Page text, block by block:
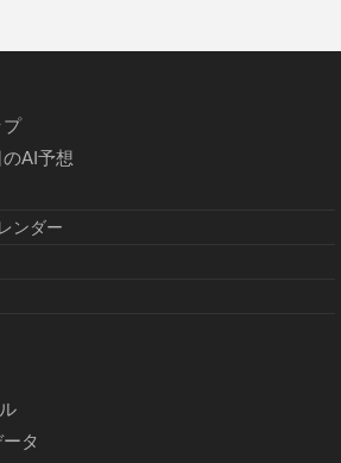
プ
AI予想
ンダー
タ